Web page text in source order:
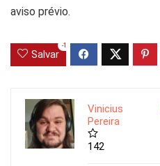
aviso prévio.
Salvar
-1
Vinicius
Pereira
142